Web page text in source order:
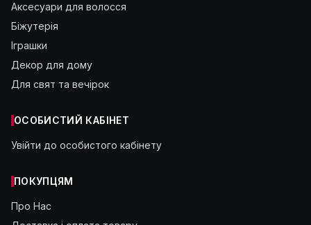
Аксесуари для волосся
Біжутерія
Іграшки
Декор для дому
Для свят та вечірок
ОСОБИСТИЙ КАБІНЕТ
Увійти до особистого кабінету
ПОКУПЦЯМ
Про Нас